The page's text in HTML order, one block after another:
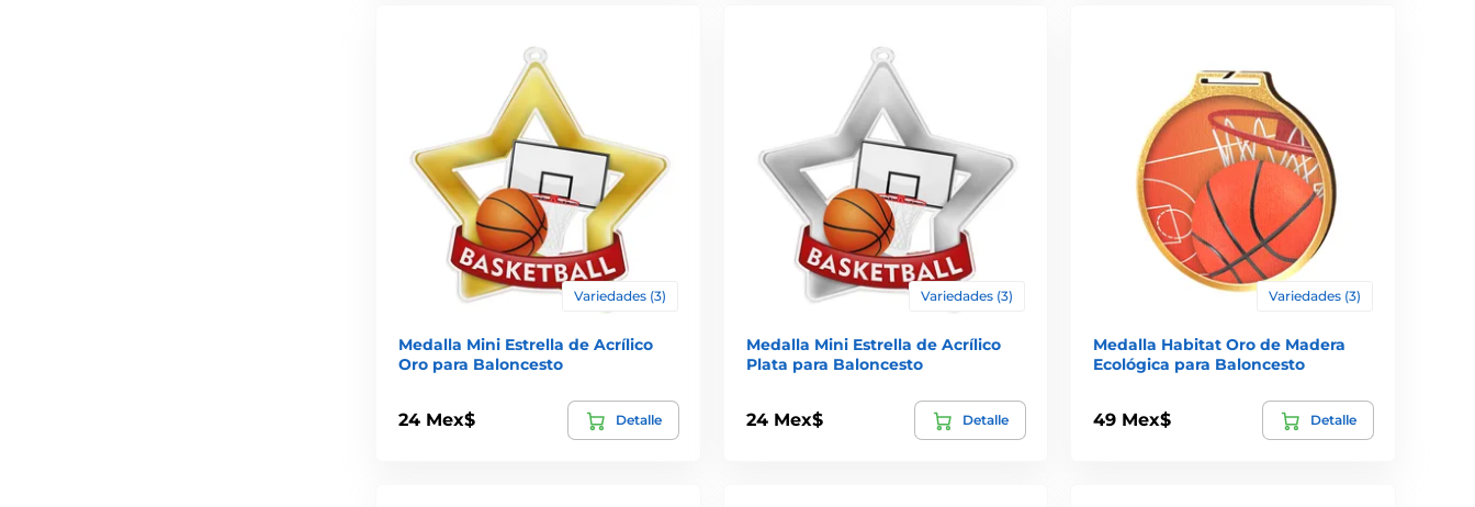
Variedades (3)
Medalla Mini Estrella de Acrílico
Oro para Baloncesto
24 Mex$ Detalle
Variedades (3)
Medalla Mini Estrella de Acrílico
Plata para Baloncesto
24 Mex$ Detalle
Variedades (3)
Medalla Habitat Oro de Madera
Ecológica para Baloncesto
49 Mex$ Detalle